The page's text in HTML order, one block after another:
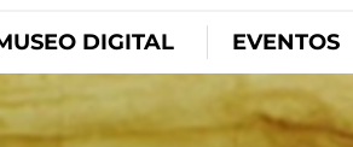
DIGITAL EVENTOS